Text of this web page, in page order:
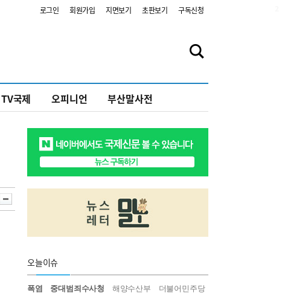
로그인 회원가입 지면보기 초판보기 구독신청
TV국제 오피니언 부산말사전
오늘이슈
폭염 중대범죄수사청 해양수산부
더불어민주당